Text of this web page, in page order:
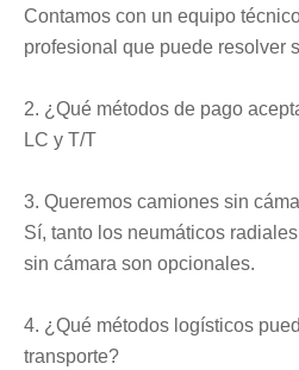
Contamos con un equipo
profesional que puede resolver
2. ¿Qué métodos de pago
LC y T/T
3. Queremos camiones sin
Sí, tanto los neumáticos
sin cámara son opcionales.
4. ¿Qué métodos logísticos
transporte?